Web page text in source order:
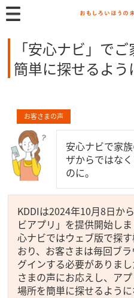
「安心ナビ」で
簡単に探せるよう
お客さまの声
安心ナビで家
ザからではな
のに。
KDDIは2024年10月8日か
ビアプリ」を提供開始し
心ナビではウェブ版で探
おり、お客さまは毎回ブ
グインする必要がありま
さまの声にお応えし、ア
場所を簡単に探せるように